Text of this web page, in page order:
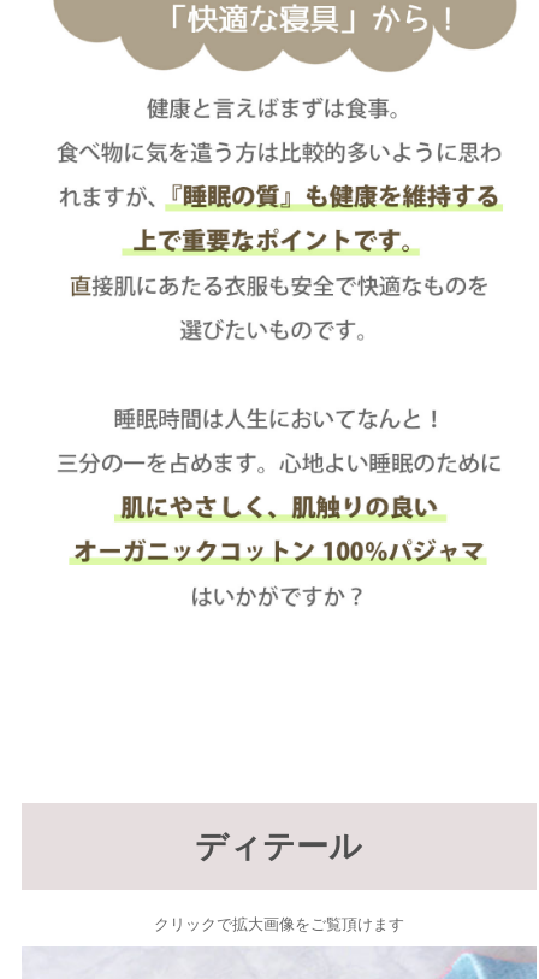
ディテール
クリックで拡大画像をご覧頂けます